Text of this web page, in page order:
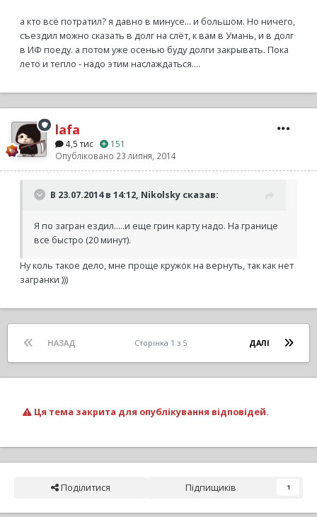
а кто всё потратил? я давно в минусе... и большом. Но ничего,
съездил можно сказать в долг на слёт, к вам в Умань, и в долг
в ИФ поеду. а потом уже осенью буду долги закрывать. Пока
лето и тепло - надо этим наслаждаться....
lafa
4,5 тис
151
Опубліковано 23 липня, 2014
В 23.07.2014 в 14:12, Nikolsky сказав:
Я по загран ездил.....и еще грин карту надо. На границе
все быстро (20 минут).
Ну коль такое дело, мне проще кружок на вернуть, так как нет
загранки )))
НАЗАД ДАЛІ
Сторінка 1 з 5
Ця тема закрита для опублікування відповідей.
Поділитися Підпищиків 1